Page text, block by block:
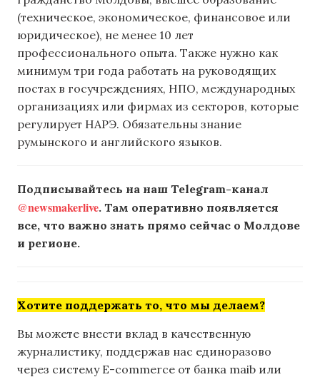
(техническое, экономическое, финансовое или
юридическое), не менее 10 лет
профессионального опыта. Также нужно как
минимум три года работать на руководящих
постах в госучреждениях, НПО, международных
организациях или фирмах из секторов, которые
регулирует НАРЭ. Обязательны знание
румынского и английского языков.
Подписывайтесь на наш Telegram-канал
@newsmakerlive. Там оперативно появляется
все, что важно знать прямо сейчас о Молдове
и регионе.
Хотите поддержать то, что мы делаем?
Вы можете внести вклад в качественную
журналистику, поддержав нас единоразово
через систему E-commerce от банка maib или